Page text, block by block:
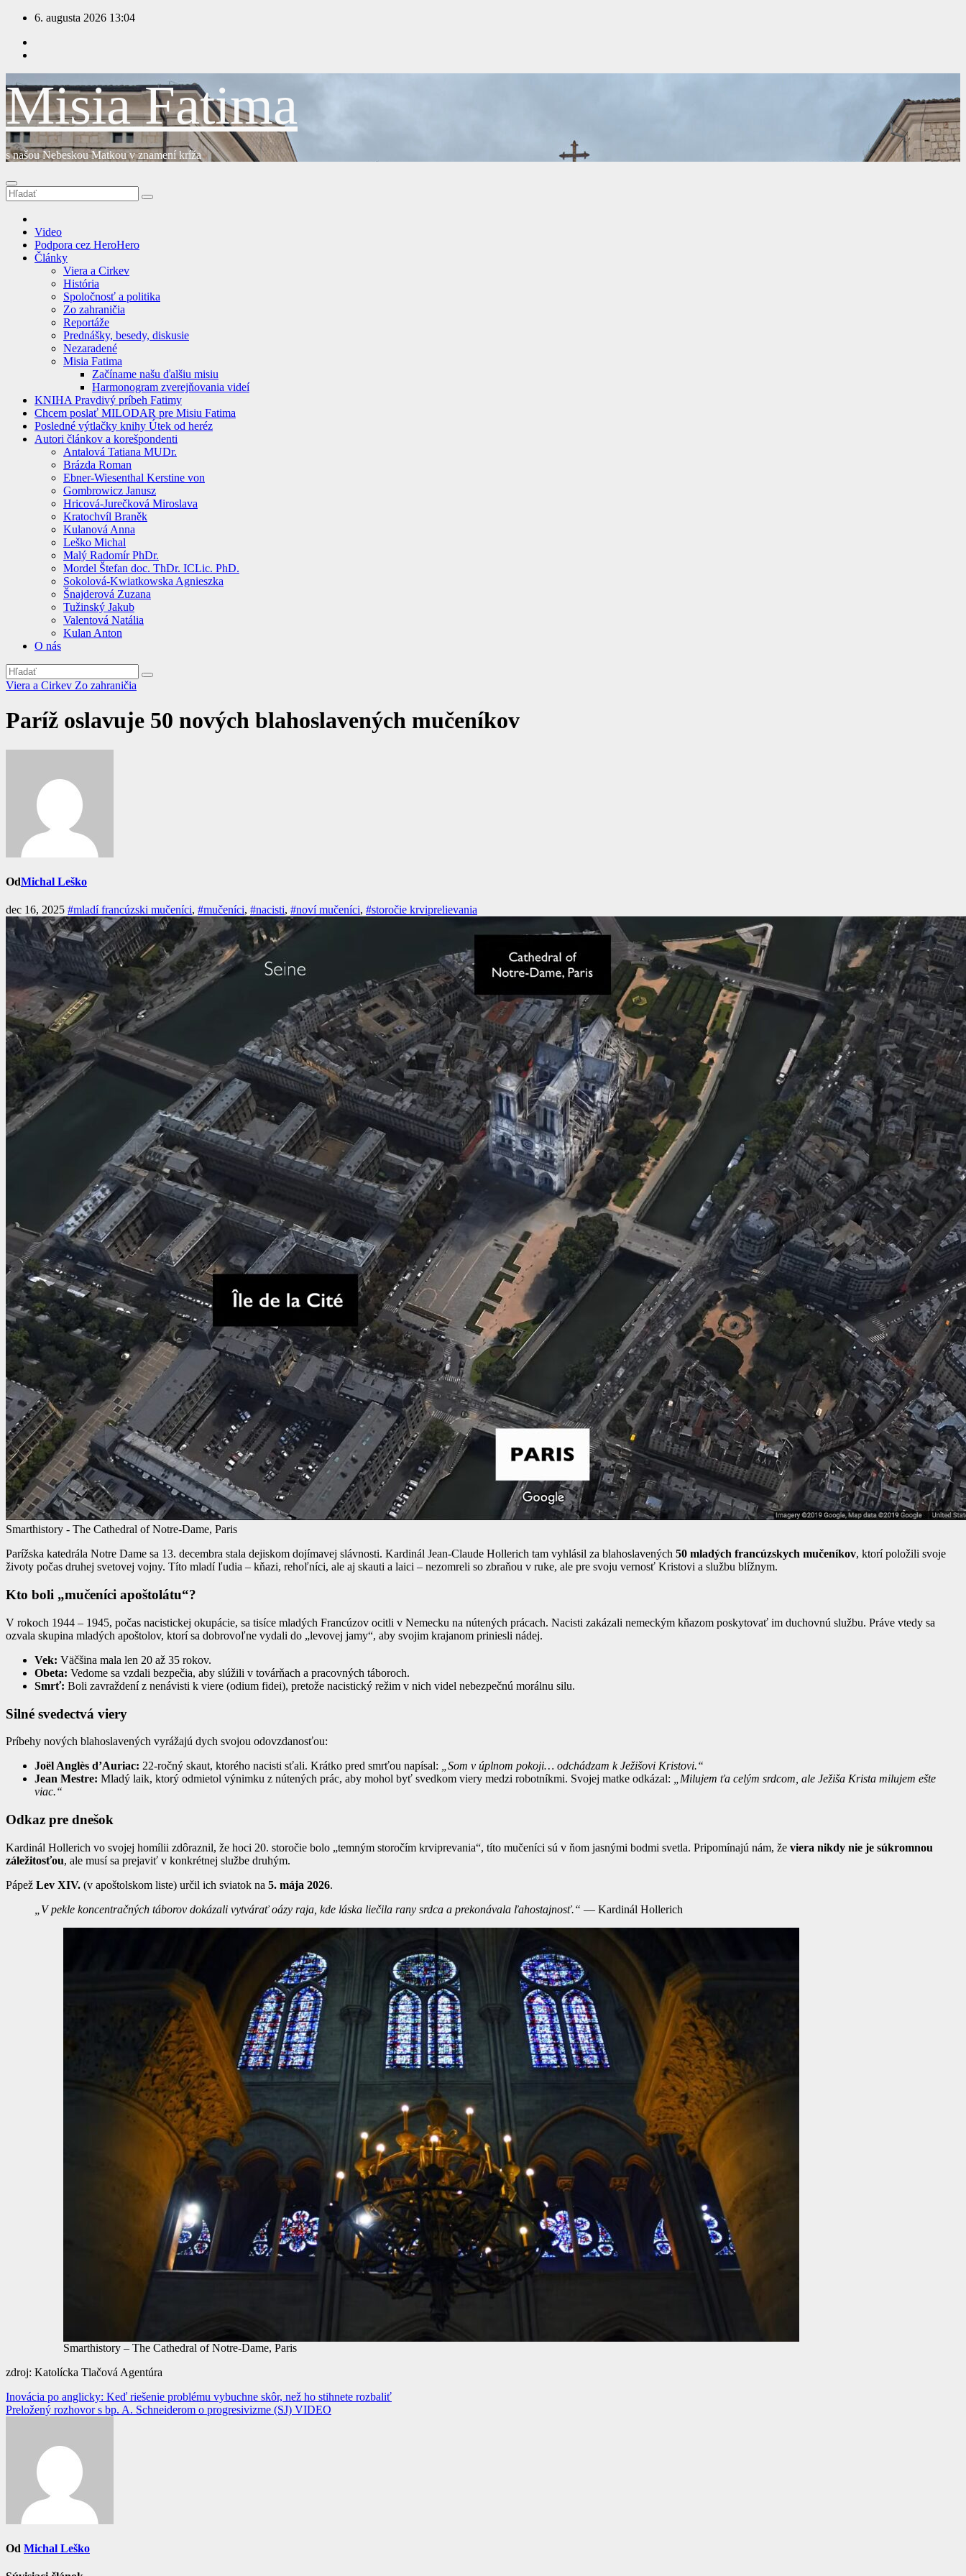
Prejsť
obsah
6. augusta 2026 13:04
Misia Fatima
s našou Nebeskou Matkou v znamení kríža
Video
Podpora cez HeroHero
Články
Viera a Cirkev
História
Spoločnosť a politika
Zo zahraničia
Reportáže
Prednášky, besedy, diskusie
Nezaradené
Misia Fatima
Začíname našu ďalšiu misiu
Harmonogram zverejňovania videí
KNIHA Pravdivý príbeh Fatimy
Chcem poslať MILODAR pre Misiu Fatima
Posledné výtlačky knihy Útek od heréz
Autori článkov a korešpondenti
Antalová Tatiana MUDr.
Brázda Roman
Ebner-Wiesenthal Kerstine von
Gombrowicz Janusz
Hricová-Jurečková Miroslava
Kratochvíl Braněk
Kulanová Anna
Leško Michal
Malý Radomír PhDr.
Mordel Štefan doc. ThDr. ICLic. PhD.
Sokolová-Kwiatkowska Agnieszka
Šnajderová Zuzana
Tužinský Jakub
Valentová Natália
Kulan Anton
O nás
Viera a Cirkev Zo zahraničia
Paríž oslavuje 50 nových blahoslavených mučeníkov
OdMichal Leško
dec 16, 2025 #mladí francúzski mučeníci, #mučeníci, #nacisti, #noví mučeníci, #storočie krviprelievania
Smarthistory - The Cathedral of Notre-Dame, Paris
Parížska katedrála Notre Dame sa 13. decembra stala dejiskom dojímavej slávnosti. Kardinál Jean-Claude Hollerich tam vyhlásil za blahoslavených 50 mladých francúzskych mučeníkov, ktorí položili svoje
životy počas druhej svetovej vojny. Títo mladí ľudia – kňazi, rehoľníci, ale aj skauti a laici – nezomreli so zbraňou v ruke, ale pre svoju vernosť Kristovi a službu blížnym.
Kto boli „mučeníci apoštolátu“?
V rokoch 1944 – 1945, počas nacistickej okupácie, sa tisíce mladých Francúzov ocitli v Nemecku na nútených prácach. Nacisti zakázali nemeckým kňazom poskytovať im duchovnú službu. Práve vtedy sa
ozvala skupina mladých apoštolov, ktorí sa dobrovoľne vydali do „levovej jamy“, aby svojim krajanom priniesli nádej.
Vek: Väčšina mala len 20 až 35 rokov.
Obeta: Vedome sa vzdali bezpečia, aby slúžili v továrňach a pracovných táboroch.
Smrť: Boli zavraždení z nenávisti k viere (odium fidei), pretože nacistický režim v nich videl nebezpečnú morálnu silu.
Silné svedectvá viery
Príbehy nových blahoslavených vyrážajú dych svojou odovzdanosťou:
Joël Anglès d’Auriac: 22-ročný skaut, ktorého nacisti sťali. Krátko pred smrťou napísal:
„Som v úplnom pokoji… odchádzam k Ježišovi Kristovi.“
Jean Mestre: Mladý laik, ktorý odmietol výnimku z nútených prác, aby mohol byť svedkom viery medzi robotníkmi. Svojej matke odkázal:
„Milujem ťa celým srdcom, ale Ježiša Krista milujem ešte
viac.“
Odkaz pre dnešok
Kardinál Hollerich vo svojej homílii zdôraznil, že hoci 20. storočie bolo „temným storočím krviprevania“, títo mučeníci sú v ňom jasnými bodmi svetla. Pripomínajú nám, že viera nikdy nie je súkromnou
záležitosťou, ale musí sa prejaviť v konkrétnej službe druhým.
Pápež Lev XIV. (v apoštolskom liste) určil ich sviatok na 5. mája 2026.
„V pekle koncentračných táborov dokázali vytvárať oázy raja, kde láska liečila rany srdca a prekonávala ľahostajnosť.“ — Kardinál Hollerich
Smarthistory – The Cathedral of Notre-Dame, Paris
zdroj: Katolícka Tlačová Agentúra
Navigácia
v
Inovácia po anglicky: Keď riešenie problému vybuchne skôr, než ho stihnete rozbaliť
Preložený rozhovor s bp. A. Schneiderom o progresivizme (SJ) VIDEO
Od Michal Leško